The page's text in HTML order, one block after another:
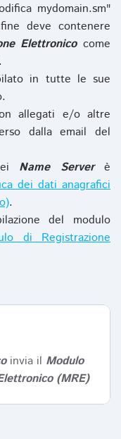
mydomain.sm"
deve contenere
Elettronicocome
in tutte le sue
allegati e/o altre
dalla email del
Name Serverè
dei dati anagrafici
.
del modulo
di Registrazione
invia il Modulo
(MRE)